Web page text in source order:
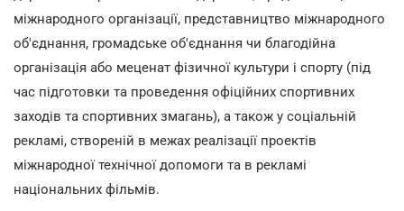
міжнародного організації, представництво міжнародного
об'єднання, громадське об'єднання чи благодійна
організація або меценат фізичної культури і спорту (під
час підготовки та проведення офіційних спортивних
заходів та спортивних змагань), а також у соціальній
рекламі, створеній в межах реалізації проектів
міжнародної технічної допомоги та в рекламі
національних фільмів.